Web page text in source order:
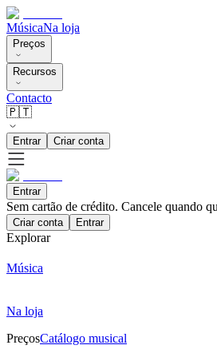
MúsicaNa loja
Preços
Recursos
Contacto
🇵🇹
Entrar Criar conta
Entrar
Sem cartão de crédito. Cancele quando
Criar conta Entrar
Explorar
Música
Na loja
PreçosCatálogo musical